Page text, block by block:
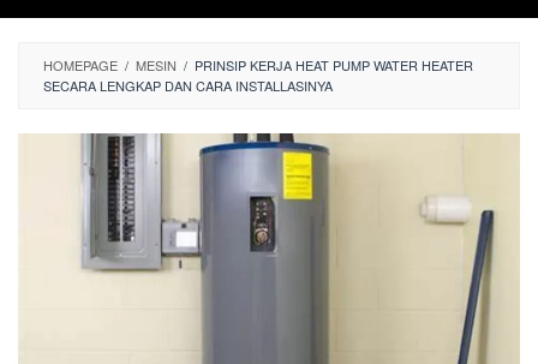
HOMEPAGE / MESIN / PRINSIP KERJA HEAT PUMP WATER HEATER
SECARA LENGKAP DAN CARA INSTALLASINYA